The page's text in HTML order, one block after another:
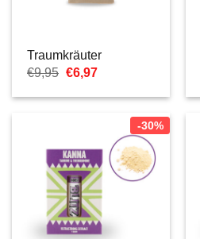
Traumkräuter
€9,95 Ursprünglicher
war:
€6,97Aktueller
ist:
-30%